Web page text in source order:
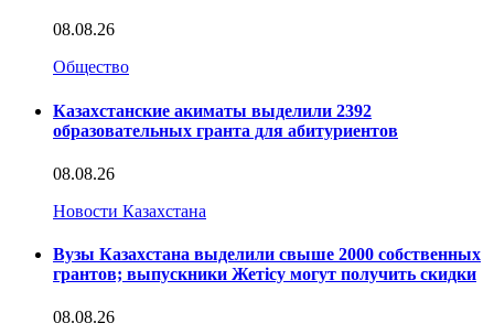
08.08.26
Общество
Казахстанские акиматы выделили 2392
образовательных гранта для абитуриентов
08.08.26
Новости Казахстана
Вузы Казахстана выделили свыше 2000 собственных
грантов; выпускники Жетісу могут получить скидки
08.08.26